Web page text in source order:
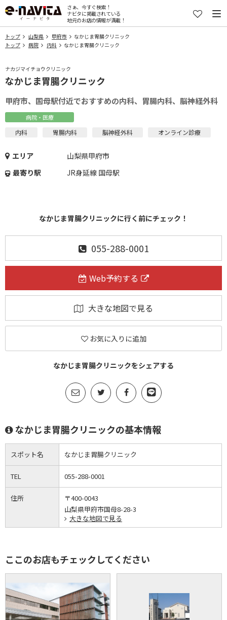
さぁ、今すぐ検索！
ナビタに掲載されている
地元のお店の情報が満載！
トップ 山梨県 甲府市
なかじま胃腸クリニック
トップ
病院 内科 なかじま胃腸クリニック
ナカジマイチョウクリニック
なかじま胃腸クリニック
甲府市、国母駅付近でおすすめの内科、胃腸内科、脳神経外科
病院・医療
内科 胃腸内科 脳神経外科 オンライン診療
エリア
山梨県甲府市
最寄り駅
JR身延線 国母駅
なかじま胃腸クリニックに行く前にチェック！
055-288-0001
Web予約する
大きな地図で見る
お気に入りに追加
なかじま胃腸クリニックをシェアする
なかじま胃腸クリニックの基本情報
スポット名 なかじま胃腸クリニック
TEL 055-288-0001
住所
〒400-0043
山梨県甲府市国母8-28-3
大きな地図で見る
ここのお店もチェックしてください